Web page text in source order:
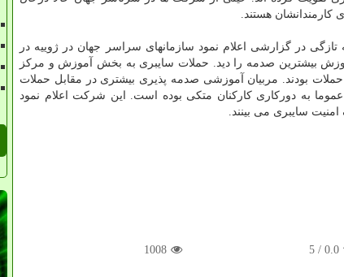
هستند.
در گزارشی اعلام نمود سازمانهای سراسر جهان در ژوییه در
بیشترین صدمه را دید. حملات سایبری به بخش آموزش و مرکز
اهداف این حملات بودند. مربیان آموزشی صدمه پذیری بیشتری در مقابل حملات
سایبری پیدا کرده اند چونکه این بخش از آغاز شیوع همه گیری کووید ۱۹ عموما به دورکاری کارکنان متکی بوده است. این شرکت اعلام نمود
سایبری می بینند.
0.0
/ 5
1008